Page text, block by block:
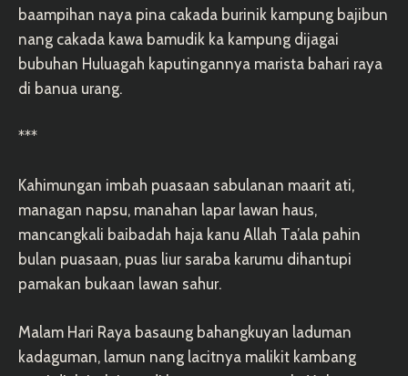
baampihan naya pina cakada burinik kampung bajibun
nang cakada kawa bamudik ka kampung dijagai
bubuhan Huluagah kaputingannya marista bahari raya
di banua urang.
***
Kahimungan imbah puasaan sabulanan maarit ati,
managan napsu, manahan lapar lawan haus,
mancangkali baibadah haja kanu Allah Ta’ala pahin
bulan puasaan, puas liur saraba karumu dihantupi
pamakan bukaan lawan sahur.
Malam Hari Raya basaung bahangkuyan laduman
kadaguman, lamun nang lacitnya malikit kambang